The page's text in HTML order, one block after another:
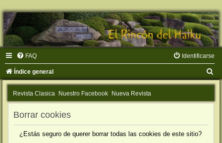
FAQ Identificarse
Índice general
u
Revista Clasica Nuestro Facebook Nueva Revista
Borrar cookies
¿Estás seguro de querer borrar todas las cookies de este sitio?